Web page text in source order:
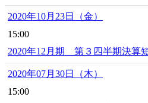
2020年10月23日（金）
15:00
2020年12月期 第３四半期決算
2020年07月30日（木）
15:00